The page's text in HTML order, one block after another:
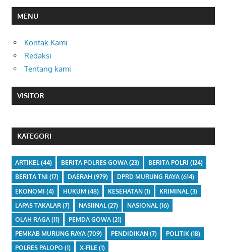
MENU
Kontak Kami
Redaksi
Tentang kami
VISITOR
KATEGORI
ARTIKEL(44) BERITA POLRES GOWA(23) BERITA POLRI (124)
BERITA TNI (17) DAERAH (979) DPRD MURUNG RAYA(614)
EKONOMI (4) HUKUM (48) KESEHATAN(1) KRIMINAL (3)
LAPAS TAKALAR(7) NASIINAL (27) NASIONAL (16)
OLAH RAGA(11) PEMDA GOWA(21)
PEMKAB MURUNG RAYA(709) PENDIDIKAN(7) POLITIK(18)
POLRES PALOPO (1) X-FILE(1)